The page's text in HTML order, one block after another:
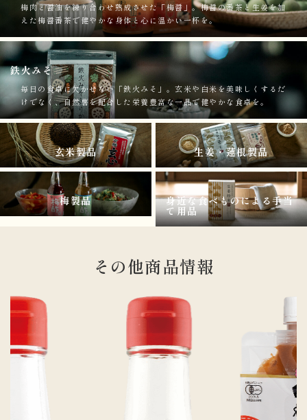
梅肉と醤油を練り合わせ熟成させた「梅醤」。梅醤の番茶と生姜を加
えた梅醤番茶で健やかな身体と心に温かい一杯を。
鉄火みそ
毎日の食卓に欠かせない「鉄火みそ」。玄米や白米を美味しくするだ
けでなく、自然薯を配合した栄養豊富な一品で健やかな食卓を。
玄米製品 生姜・蓮根製品
梅製品 身近な食べものによる手当
て用品
その他商品情報